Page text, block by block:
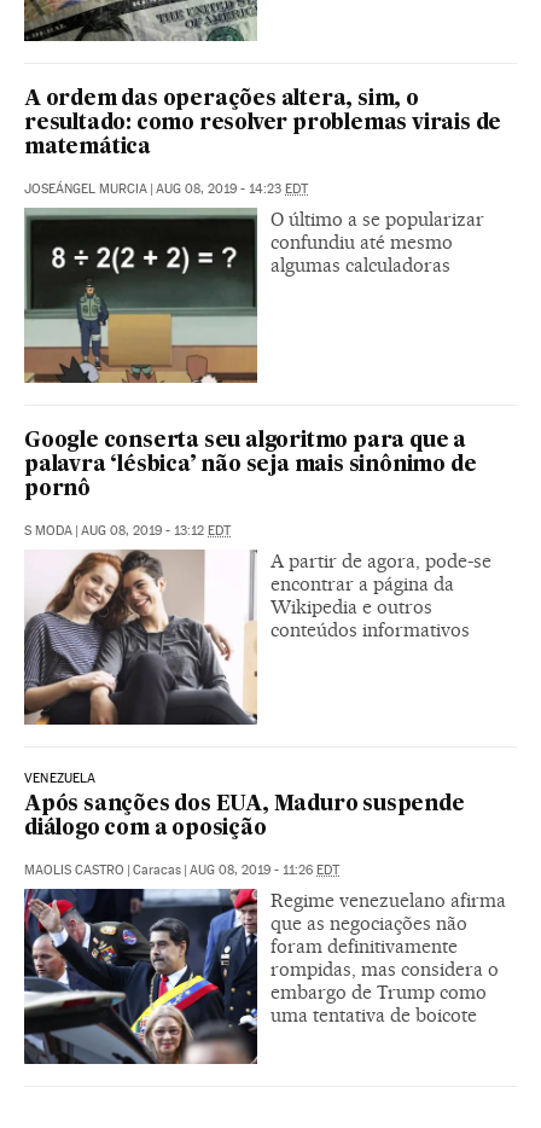
A ordem das operações altera, sim, o
resultado: como resolver problemas virais de
matemática
JOSEÁNGEL MURCIA | AUG 08, 2019 - 14:23 EDT
O último a se popularizar
confundiu até mesmo
algumas calculadoras
Google conserta seu algoritmo para que a
palavra ‘lésbica’ não seja mais sinônimo de
pornô
S MODA | AUG 08, 2019 - 13:12 EDT
A partir de agora, pode-se
encontrar a página da
Wikipedia e outros
conteúdos informativos
VENEZUELA
Após sanções dos EUA, Maduro suspende
diálogo com a oposição
MAOLIS CASTRO | Caracas | AUG 08, 2019 - 11:26 EDT
Regime venezuelano afirma
que as negociações não
foram definitivamente
rompidas, mas considera o
embargo de Trump como
uma tentativa de boicote